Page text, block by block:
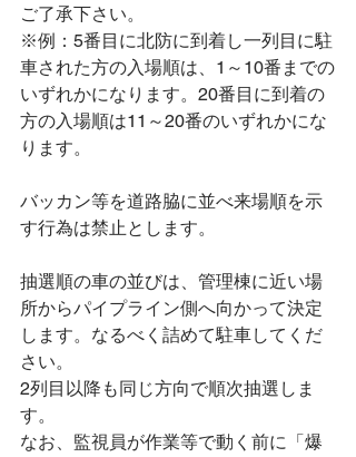
ご了承下さい。
※例：5番目に北防に到着し一列目に駐
車された方の入場順は、1～10番までの
いずれかになります。20番目に到着の
方の入場順は11～20番のいずれかにな
ります。
バッカン等を道路脇に並べ来場順を示
す行為は禁止とします。
抽選順の車の並びは、管理棟に近い場
所からパイプライン側へ向かって決定
します。なるべく詰めて駐車してくだ
さい。
2列目以降も同じ方向で順次抽選しま
す。
なお、監視員が作業等で動く前に「爆